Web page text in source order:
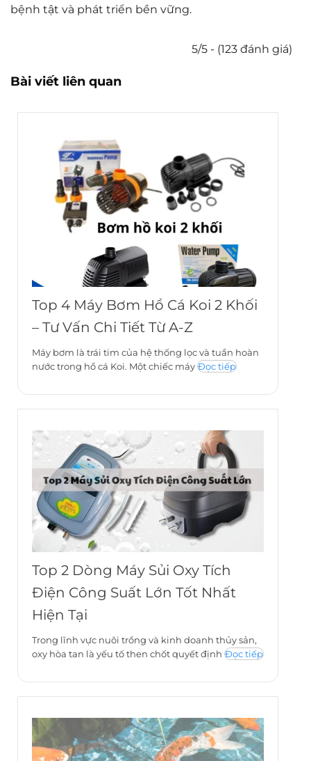
bệnh tật và phát triển bền vững.
5/5 - (123 đánh giá)
Bài viết liên quan
Top 4 Máy Bơm Hồ Cá Koi 2 Khối
– Tư Vấn Chi Tiết Từ A-Z
Máy bơm là trái tim của hệ thống lọc và tuần hoàn
nước trong hồ cá Koi. Một chiếc máy Đọc tiếp
Top 2 Dòng Máy Sủi Oxy Tích
Điện Công Suất Lớn Tốt Nhất
Hiện Tại
Trong lĩnh vực nuôi trồng và kinh doanh thủy sản,
oxy hòa tan là yếu tố then chốt quyết định Đọc tiếp